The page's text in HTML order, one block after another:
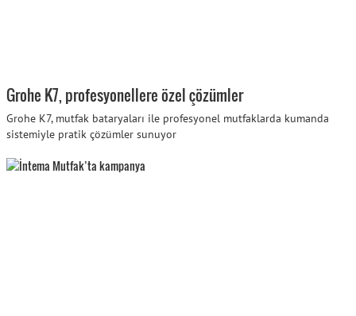
Grohe K7, profesyonellere özel çözümler
Grohe K7, mutfak bataryaları ile profesyonel mutfaklarda kumanda
sistemiyle pratik çözümler sunuyor